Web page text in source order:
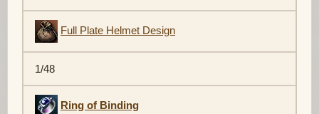
Full Plate Helmet Design
1/48
Ring of Binding